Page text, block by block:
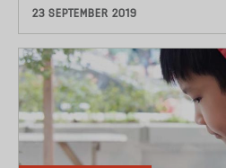
23 SEPTEMBER 2019